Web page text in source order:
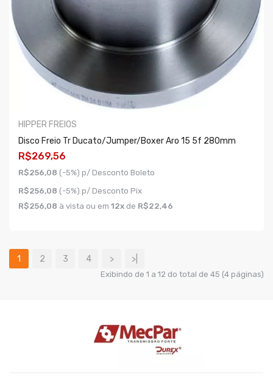
HIPPER FREIOS
Disco Freio Tr Ducato/jumper/boxer Aro 15 5f 280mm
R$269,56
R$256,08 (-5%) p/ Desconto Boleto
R$256,08 (-5%) p/ Desconto Pix
R$256,08 à vista ou em 12x de R$22,46
1 2 3 4 > >|
Exibindo de 1 a 12 do total de 45 (4 páginas)